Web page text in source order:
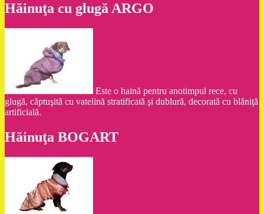
Hăinuţa cu glugă ARGO
Este o haină pentru anotimpul rece, cu
glugă, căptuşită cu vatelină stratificată şi dublură, decorată cu blăniţă
artificială.
Hăinuţa BOGART